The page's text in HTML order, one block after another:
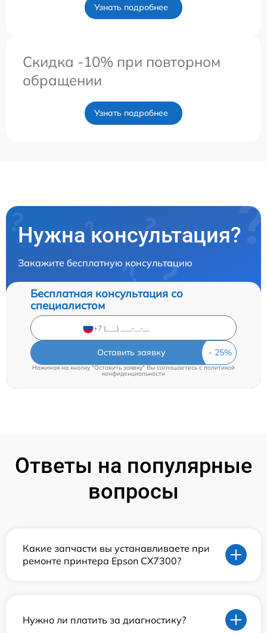
Узнать подробнее
Скидка -10% при повторном
обращении
Узнать подробнее
Нужна консультация?
Закажите бесплатную консультацию
Бесплатная консультация со
специалистом
Оставить заявку
Нажимая на кнопку "Оставить заявку" Вы соглашаетесь c политикой
конфиденциальности
Ответы на популярные
вопросы
Какие запчасти вы устанавливаете при
ремонте принтера Epson CX7300?
Нужно ли платить за диагностику?